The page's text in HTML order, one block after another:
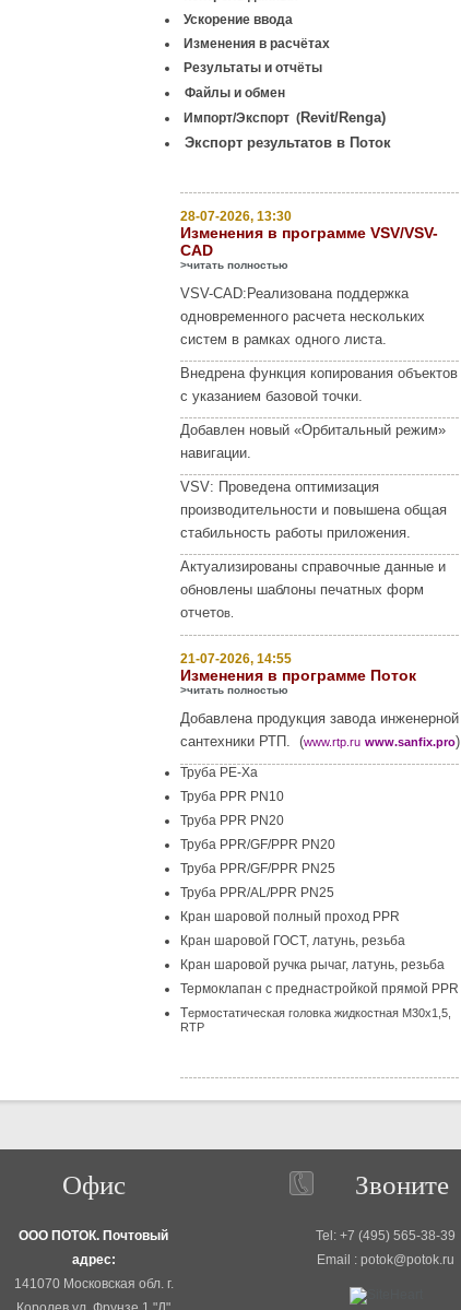
Ускорение ввода
Изменения в расчётах
Результаты и отчёты
Файлы и обмен
Импорт/Экспорт (Revit/Renga)
Экспорт результатов в Поток
28-07-2026, 13:30
Изменения в программе VSV/VSV-
CAD
>читать полностью
VSV-CAD: Реализована поддержка
одновременного расчета нескольких
систем в рамках одного листа.
Внедрена функция копирования объектов
с указанием базовой точки.
Добавлен новый «Орбитальный режим»
навигации.
VSV: Проведена оптимизация
производительности и повышена общая
стабильность работы приложения.
Актуализированы справочные данные и
обновлены шаблоны печатных форм
отчетов.
21-07-2026, 14:55
Изменения в программе Поток
>читать полностью
Добавлена продукция завода инженерной
сантехники РТП. (www.rtp.ru www.sanfix.pro)
Труба PE-Xa
Труба PPR PN10
Труба PPR PN20
Труба PPR/GF/PPR PN20
Труба PPR/GF/PPR PN25
Труба PPR/AL/PPR PN25
Кран шаровой полный проход PPR
Кран шаровой ГОСТ, латунь, резьба
Кран шаровой ручка рычаг, латунь, резьба
Термоклапан с преднастройкой прямой PPR
Термостатическая головка жидкостная М30х1,5,
RTP
Офис
ООО ПОТОК. Почтовый
адрес:
141070 Московская обл. г.
Звоните
Tel: +7 (495) 565-38-39
Email : potok@potok.ru